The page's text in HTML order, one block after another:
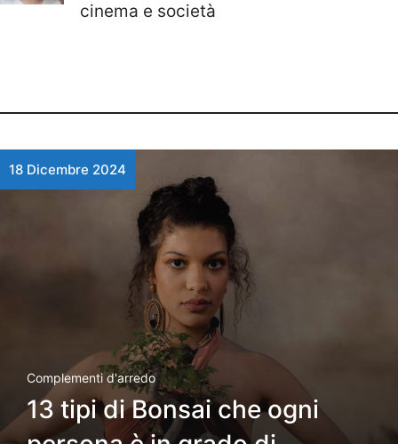
cinema e società
18 Dicembre 2024
Complementi d'arredo
13 tipi di Bonsai che ogni